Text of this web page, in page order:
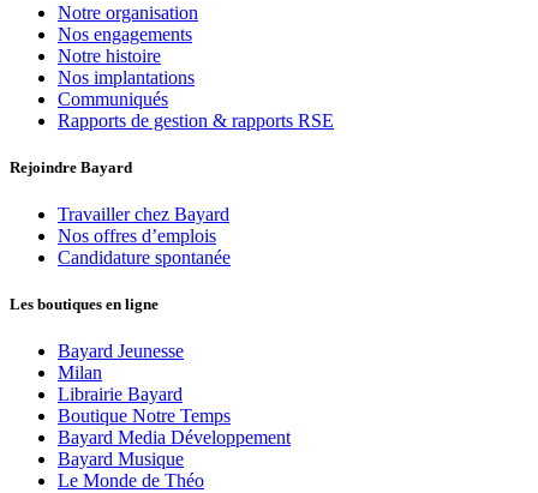
Notre organisation
Nos engagements
Notre histoire
Nos implantations
Communiqués
Rapports de gestion & rapports RSE
Rejoindre Bayard
Travailler chez Bayard
Nos offres d’emplois
Candidature spontanée
Les boutiques en ligne
Bayard Jeunesse
Milan
Librairie Bayard
Boutique Notre Temps
Bayard Media Développement
Bayard Musique
Le Monde de Théo